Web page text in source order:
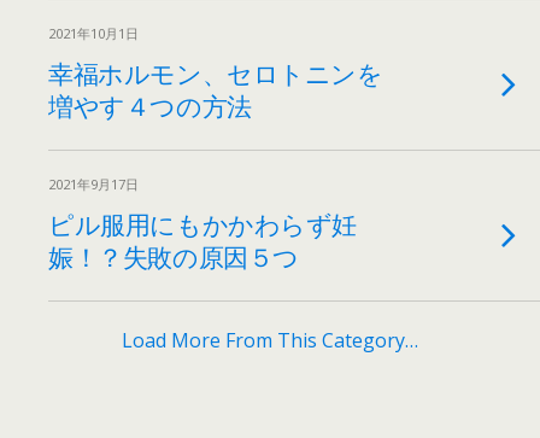
2021年10月1日
幸福ホルモン、セロトニンを
増やす４つの方法
2021年9月17日
ピル服用にもかかわらず妊
娠！？失敗の原因５つ
Load More From This Category…